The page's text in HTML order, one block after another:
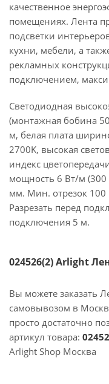
качественное
помещениях. Лента
подсветки
кухни, мебели, а
рекламных
подключением,
Светодиодная
(монтажная бобина
м, белая плата
2700K, высокая
индекс
мощность 6 Вт/м
мм. Мин. отрезок 100
Разрезать перед
подключения 5 м.
024526(2) Arlight
Вы можете заказать
самовывозом в
просто достаточно
артикул товара:
Arlight Shop Москва